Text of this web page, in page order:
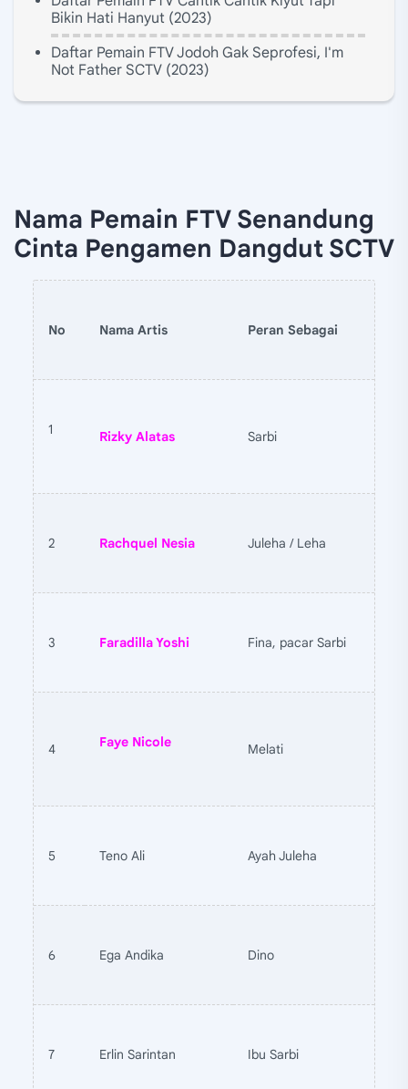
Bikin Hati Hanyut (2023)
Daftar Pemain FTV Jodoh Gak Seprofesi, I'm
Not Father SCTV (2023)
Nama Pemain FTV Senandung
Cinta Pengamen Dangdut SCTV
No Nama Artis Peran Sebagai
1 Rizky Alatas Sarbi
2 Rachquel Nesia Juleha / Leha
3 Faradilla Yoshi Fina, pacar Sarbi
4 Faye Nicole Melati
5 Teno Ali Ayah Juleha
6 Ega Andika Dino
7 Erlin Sarintan Ibu Sarbi